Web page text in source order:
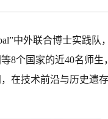
中外联合博士实践队
8个国家的近40名师生
在技术前沿与历史遗